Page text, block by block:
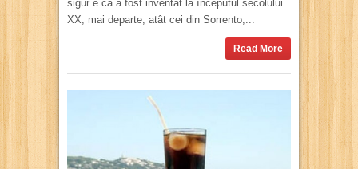
sigur e că a fost inventat la începutul secolului
XX; mai departe, atât cei din Sorrento,...
Read More